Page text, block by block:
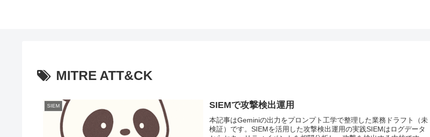
MITRE ATT&CK
SIEM SIEMで攻撃検出運用
本記事はGeminiの出力をプロンプト工学で整理した業務ドラフト（未
検証）です。SIEMを活用した攻撃検出運用の実践SIEMはログデータ